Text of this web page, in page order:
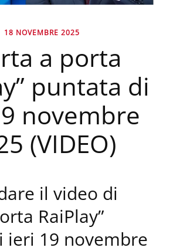
18 NOVEMBRE 2025
a porta
puntata di
novembre
(VIDEO)
il video di
RaiPlay”
ieri 19 novembre